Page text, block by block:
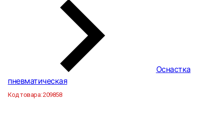
Оснастка
пневматическая
Код товара:209858